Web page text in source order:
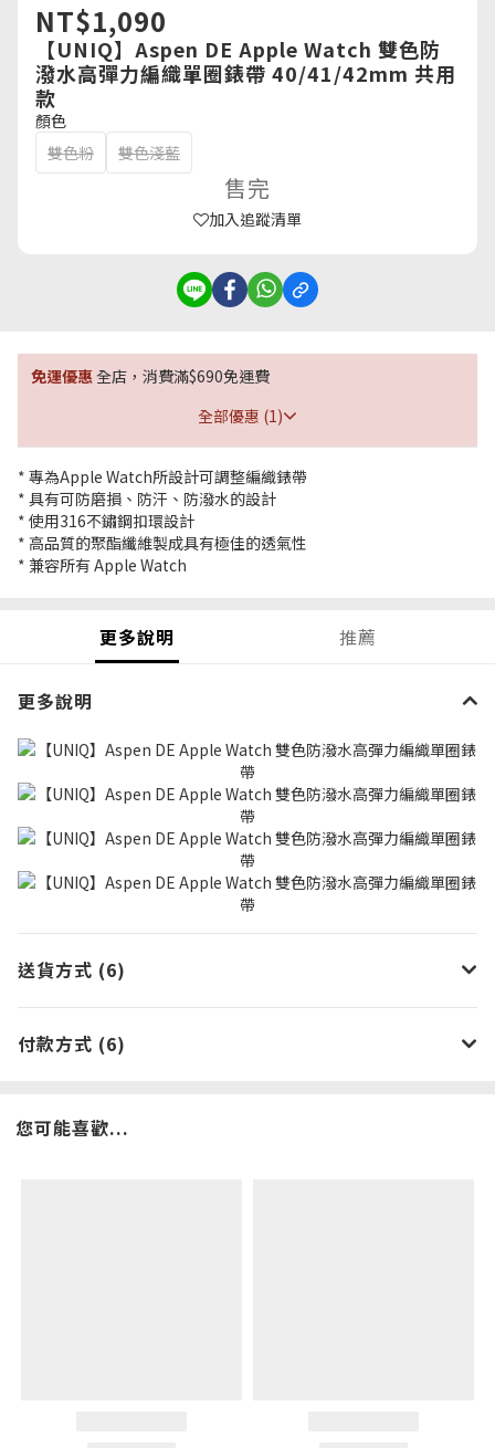
NT$1,090
【UNIQ】Aspen DE Apple Watch 雙色防
潑水高彈力編織單圈錶帶 40/41/42mm 共用
款
顏色
雙色粉
雙色淺藍
售完
加入追蹤清單
免運優惠全店，消費滿$690免運費
全部優惠 (1)
* 專為Apple Watch所設計可調整編織錶帶
* 具有可防磨損、防汗、防潑水的設計
* 使用316不鏽鋼扣環設計
* 高品質的聚酯纖維製成具有極佳的透氣性
* 兼容所有 Apple Watch
更多說明 推薦
更多說明
送貨方式 (6)
付款方式 (6)
您可能喜歡...